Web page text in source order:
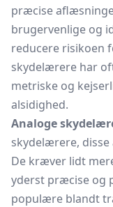
præcise
brugervenlige og
reducere risikoen
skydelærere har
metriske og
alsidighed.
Analoge
skydelærere, disse
De kræver lidt
yderst præcise og
populære blandt